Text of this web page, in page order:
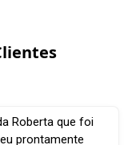
Roberta que foi
prontamente